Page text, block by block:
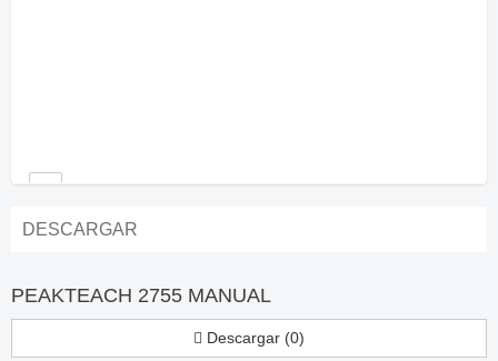
DESCARGAR
PEAKTEACH 2755 MANUAL
Descargar (0)